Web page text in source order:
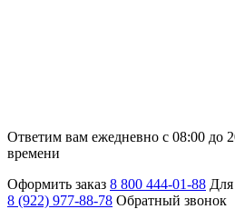
Ответим вам ежедневно с 08:00 до
времени
Оформить заказ 8 800 444-01-88
8 (922) 977-88-78 Обратный звонок